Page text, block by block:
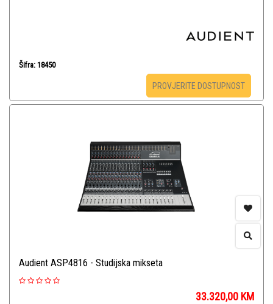
Šifra: 18450
PROVJERITE DOSTUPNOST
Audient ASP4816 - Studijska mikseta
33.320,00 KM